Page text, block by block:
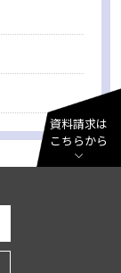
資料請求は
こちらから